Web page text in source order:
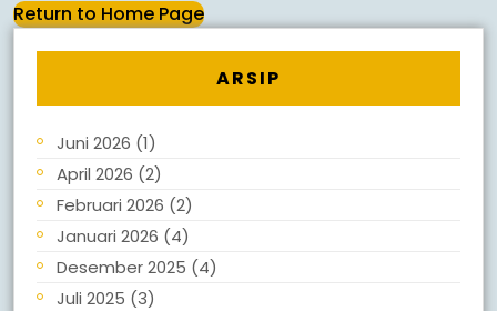
Return to Home Page
ARSIP
Juni 2026 (1)
April 2026 (2)
Februari 2026 (2)
Januari 2026 (4)
Desember 2025 (4)
Juli 2025 (3)